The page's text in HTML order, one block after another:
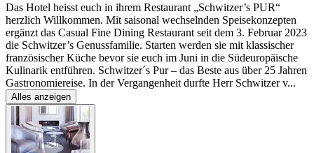
Das Hotel heisst euch in ihrem Restaurant „Schwitzer’s PUR“
herzlich Willkommen. Mit saisonal wechselnden Speisekonzepten
ergänzt das Casual Fine Dining Restaurant seit dem 3. Februar 2023
die Schwitzer’s Genussfamilie. Starten werden sie mit klassischer
französischer Küche bevor sie euch im Juni in die Südeuropäische
Kulinarik entführen. Schwitzer´s Pur – das Beste aus über 25 Jahren
Gastronomiereise. In der Vergangenheit durfte Herr Schwitzer v...
Alles anzeigen